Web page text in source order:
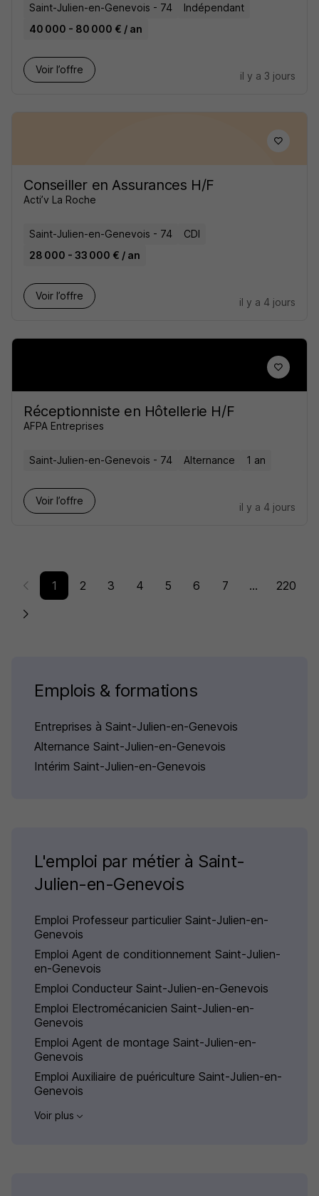
Saint-Julien-en-Genevois - 74
Indépendant
40 000 - 80 000 € / an
Voir l’offre
il y a 3 jours
Conseiller en Assurances H/F
Acti’v La Roche
Saint-Julien-en-Genevois - 74
CDI
28 000 - 33 000 € / an
Voir l’offre
il y a 4 jours
Réceptionniste en Hôtellerie H/F
AFPA Entreprises
Saint-Julien-en-Genevois - 74 Alternance 1 an
Voir l’offre
il y a 4 jours
1 2 3 4 5 6 7 ... 220
Emplois & formations
Entreprises à Saint-Julien-en-Genevois
Alternance Saint-Julien-en-Genevois
Intérim Saint-Julien-en-Genevois
L'emploi par métier à Saint-
Julien-en-Genevois
Emploi Professeur particulier Saint-Julien-en-
Genevois
Emploi Agent de conditionnement Saint-Julien-
en-Genevois
Emploi Conducteur Saint-Julien-en-Genevois
Emploi Electromécanicien Saint-Julien-en-
Genevois
Emploi Agent de montage Saint-Julien-en-
Genevois
Emploi Auxiliaire de puériculture Saint-Julien-en-
Genevois
Voir plus